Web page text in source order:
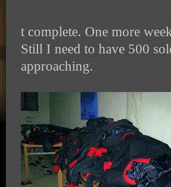
t complete. One more
Still I need to have 500
approaching.